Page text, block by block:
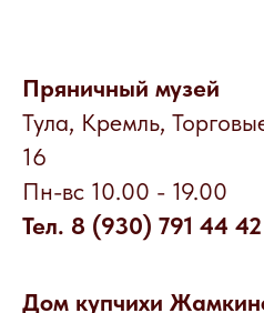
Пряничный музей
Тула, Кремль,
16
Пн-вс 10.00 - 19.00
Тел. 8 (930) 791 44 42
Дом купчихи